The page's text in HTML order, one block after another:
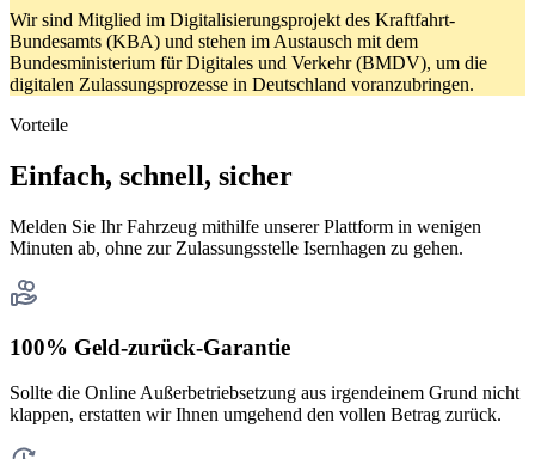
Wir sind Mitglied im Digitalisierungsprojekt des Kraftfahrt-
Bundesamts (KBA) und stehen im Austausch mit dem
Bundesministerium für Digitales und Verkehr (BMDV), um die
digitalen Zulassungsprozesse in Deutschland voranzubringen.
Vorteile
Einfach, schnell, sicher
Melden Sie Ihr Fahrzeug mithilfe unserer Plattform in wenigen
Minuten ab, ohne zur Zulassungsstelle Isernhagen zu gehen.
100% Geld-zurück-Garantie
Sollte die Online Außerbetriebsetzung aus irgendeinem Grund nicht
klappen, erstatten wir Ihnen umgehend den vollen Betrag zurück.